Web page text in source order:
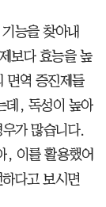
능을 찾아내
보다 효능을 높
면역 증진제들
데, 독성이 높아
가 많습니다.
, 이를 활용했어
다고 보시면